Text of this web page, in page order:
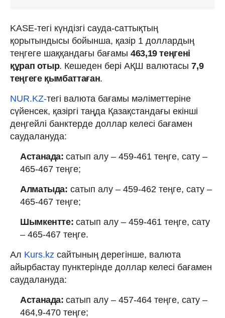
KASE-тегі күндізгі сауда-саттықтың
қорытындысы бойынша, қазір 1 доллардың
теңгеге шаққандағы бағамы 463,19 теңгені
құрап отыр. Кешеден бері АҚШ валютасы7,9
теңгеге қымбаттаған.
NUR.KZ-тегі валюта бағамы мәліметтеріне
сүйенсек, қазіргі таңда Қазақстандағы екінші
деңгейлі банктерде доллар келесі бағамен
саудалануда:
Астанада:сатып алу – 459-461 теңге, сату –
465-467 теңге;
Алматыда: сатып алу – 459-462 теңге, сату –
465-467 теңге;
Шымкентте: сатып алу – 459-461 теңге, сату
– 465-467 теңге.
Ал Kurs.kz сайтының дерегінше, валюта
айырбастау пунктерінде доллар келесі бағамен
саудалануда:
Астанада:сатып алу – 457-464 теңге, сату –
464,9-470 теңге;